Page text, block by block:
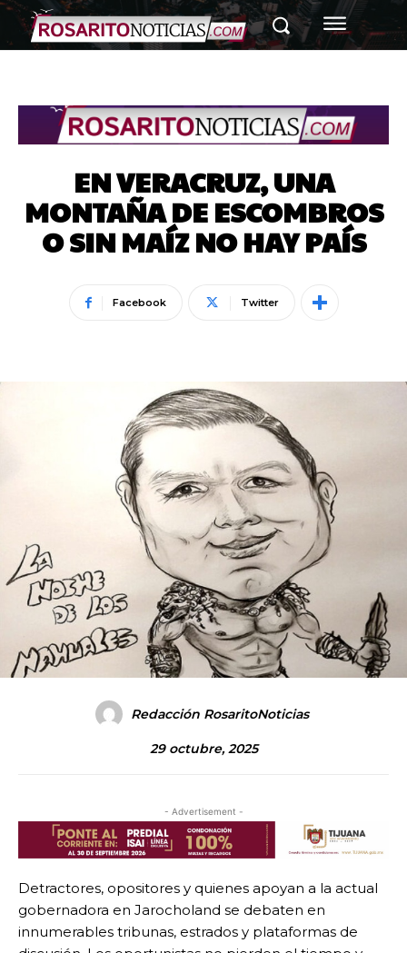
EN VERACRUZ, UNA
MONTAÑA DE ESCOMBROS
O SIN MAÍZ NO HAY PAÍS
Facebook Twitter
Redacción RosaritoNoticias
29 octubre, 2025
- Advertisement -
Detractores, opositores y quienes apoyan a la actual
gobernadora en Jarocholand se debaten en
innumerables tribunas, estrados y plataformas de